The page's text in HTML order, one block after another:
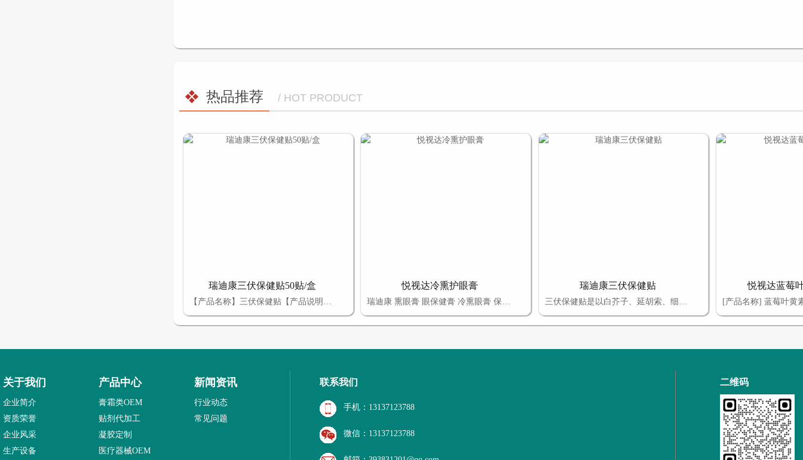
热品推荐 / HOT PRODUCT
瑞迪康三伏保健贴50贴/盒 悦视达冷熏护眼膏 瑞迪康三伏保健贴 悦视达蓝莓
关于我们
企业简介
资质荣誉
企业风采
生产设备
产品中心
膏霜类OEM
贴剂代加工
凝胶定制
医疗器械OEM
新闻资讯
行业动态
常见问题
联系我们
手机：13137123788
微信：13137123788
二维码